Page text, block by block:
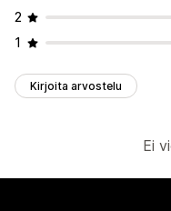
2
1
Kirjoita arvostelu
Ei